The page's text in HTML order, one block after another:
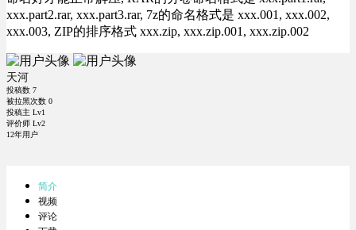
xxx.part2.rar, xxx.part3.rar, 7z的命名格式是 xxx.001, xxx.002,
xxx.003, ZIP的排序格式 xxx.zip, xxx.zip.001, xxx.zip.002
天河
投稿数 7
被拉黑次数 0
投稿主 Lv1
评价师 Lv2
12年用户
简介
视频
评论